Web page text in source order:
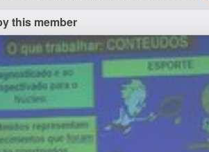
this member